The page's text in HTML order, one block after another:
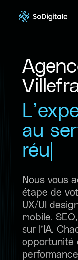
au
réussite
Nous vous
étape de
UX/UI
mobile,
sur l’IA.
opportunité